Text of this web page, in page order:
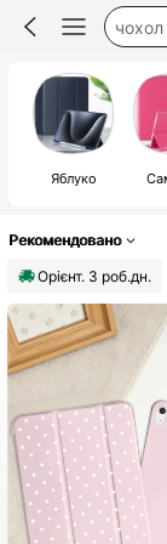
чехол
Яблуко
Рекомендовано
Орiєнт. 3 роб.дн.